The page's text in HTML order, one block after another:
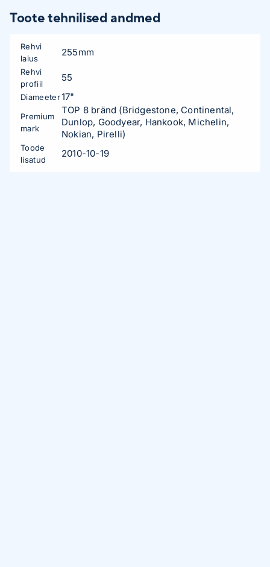
Toote tehnilised andmed
Rehvi
laius
255mm
Rehvi
profiil
55
Diameeter17"
Premium
mark
TOP 8 bränd (Bridgestone, Continental,
Dunlop, Goodyear, Hankook, Michelin,
Nokian, Pirelli)
Toode
lisatud
2010-10-19